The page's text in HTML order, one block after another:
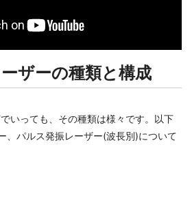
ザーの種類と構成
いっても、その種類は様々です。以下
、パルス発振レーザー(波長別)について